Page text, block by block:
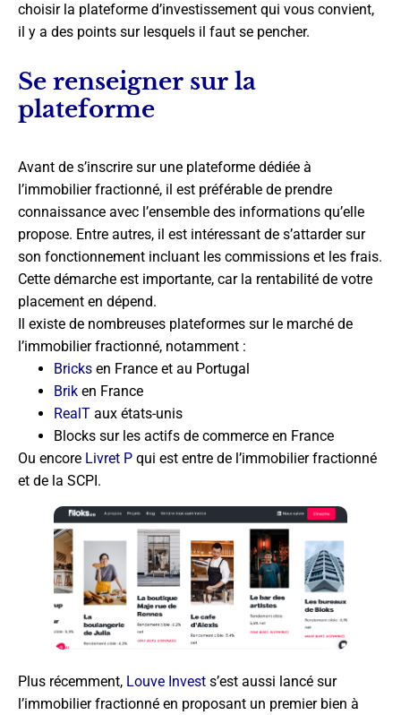
choisir la plateforme d’investissement qui vous convient,
il y a des points sur lesquels il faut se pencher.
Se renseigner sur la
plateforme
Avant de s’inscrire sur une plateforme dédiée à
l’immobilier fractionné, il est préférable de prendre
connaissance avec l’ensemble des informations qu’elle
propose. Entre autres, il est intéressant de s’attarder sur
son fonctionnement incluant les commissions et les frais.
Cette démarche est importante, car la rentabilité de votre
placement en dépend.
Il existe de nombreuses plateformes sur le marché de
l’immobilier fractionné, notamment :
Bricks en France et au Portugal
Brik en France
RealT aux états-unis
Blocks sur les actifs de commerce en France
Ou encore Livret P qui est entre de l’immobilier fractionné
et de la SCPI.
Plus récemment, Louve Invest s’est aussi lancé sur
l’immobilier fractionné en proposant un premier bien à